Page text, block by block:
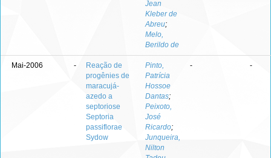
Jean
Kleber de
Abreu;
Melo,
Berildo de
Mai-2006 -
Reação de
progênies de
maracujá-
azedo a
septoriose
Septoria
passiflorae
Sydow
Pinto,
Patrícia
Hossoe
Dantas;
Peixoto,
José
Ricardo;
Junqueira,
Nilton
- -